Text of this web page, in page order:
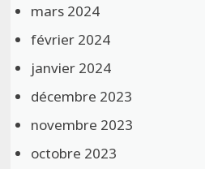
mars 2024
février 2024
janvier 2024
décembre 2023
novembre 2023
octobre 2023